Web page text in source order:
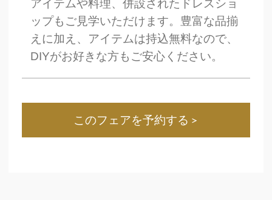
アイテムや料理、併設されたドレスショ
ップもご見学いただけます。豊富な品揃
えに加え、アイテムは持込無料なので、
DIYがお好きな方もご安心ください。
このフェアを予約する